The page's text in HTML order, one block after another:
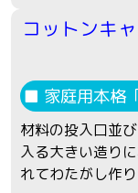
コットンキ
■ 家庭用本格
材料の投入口並
入る大きい造り
れてわたがし作